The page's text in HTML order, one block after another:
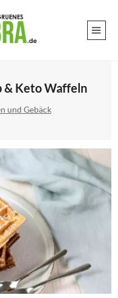
& Keto Waffeln
und Gebäck